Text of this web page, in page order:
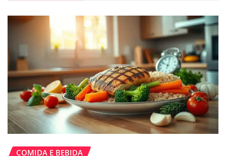
COMIDA E BEBIDA